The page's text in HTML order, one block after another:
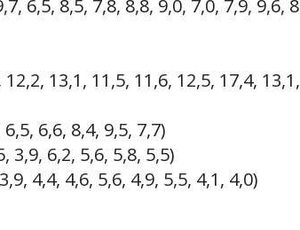
6,5, 8,5, 7,8, 8,8, 9,0, 7,0, 7,9, 9,6,
13,1, 11,5, 11,6, 12,5, 17,4, 13,1,
6,6, 8,4, 9,5, 7,7)
3,9, 6,2, 5,6, 5,8, 5,5)
4,4, 4,6, 5,6, 4,9, 5,5, 4,1, 4,0)